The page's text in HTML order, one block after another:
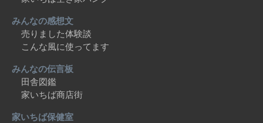
みんなの感想文
売りました体験談
こんな風に使ってます
みんなの伝言板
田舎図鑑
家いちば商店街
家いちば保健室